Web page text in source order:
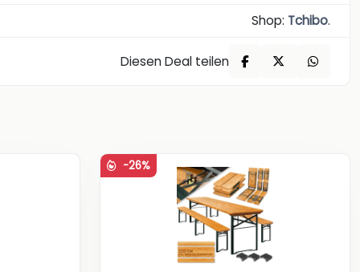
Shop: Tchibo.
Diesen Deal teilen
-26%